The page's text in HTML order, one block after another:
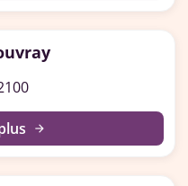
arrow_forward